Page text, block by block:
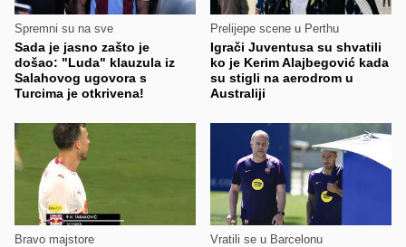
Spremni su na sve
Sada je jasno zašto je
došao: "Luda" klauzula iz
Salahovog ugovora s
Turcima je otkrivena!
Prelijepe scene u Perthu
Igrači Juventusa su shvatili
ko je Kerim Alajbegović kada
su stigli na aerodrom u
Australiji
Bravo majstore Vratili se u Barcelonu